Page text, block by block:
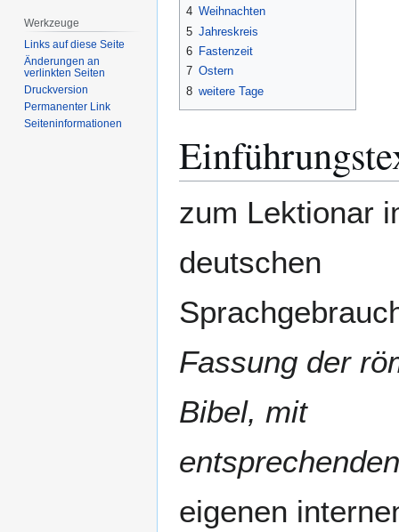
4 Weihnachten
5 Jahreskreis
6 Fastenzeit
7 Ostern
8 weitere Tage
zum Lektionar
deutschen
Fassung der
Bibel, mit
eigenen
Werkzeuge
Links auf diese Seite
Änderungen an
verlinkten Seiten
Druckversion
Permanenter Link
Seiten­­informationen